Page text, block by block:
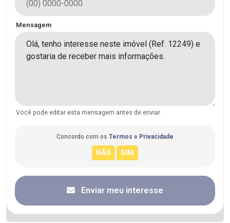
Mensagem
Você pode editar esta mensagem antes de enviar.
Concordo com os Termos e Privacidade
Enviar meu interesse